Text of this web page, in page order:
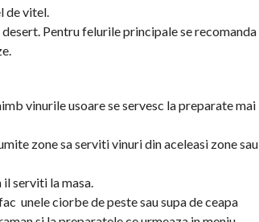
de vitel.
Pentru felurile principale se recomanda
vinurile usoare se servesc la preparate mai
zone sa serviti vinuri din aceleasi zone sau
serviti la masa.
unele ciorbe de peste sau supa de ceapa